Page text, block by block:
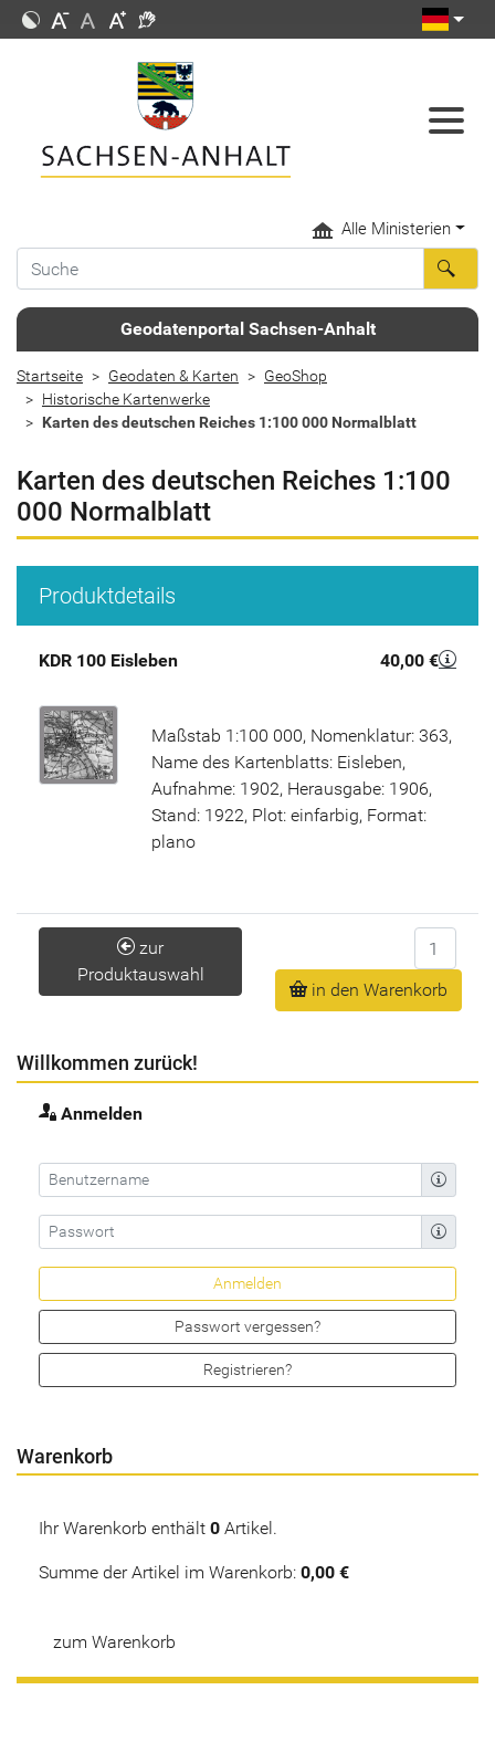
Alle Ministerien
Geodatenportal Sachsen-Anhalt
Startseite Geodaten & Karten
GeoShop
Historische Kartenwerke
Karten des deutschen Reiches 1:100 000 Normalblatt
Karten des deutschen Reiches 1:100
000 Normalblatt
Produktdetails
KDR 100 Eisleben 40,00 €
Maßstab 1:100 000, Nomenklatur: 363,
Name des Kartenblatts: Eisleben,
Aufnahme: 1902, Herausgabe: 1906,
Stand: 1922, Plot: einfarbig, Format:
plano
zur
Produktauswahl
Anzahl
in den Warenkorb
Willkommen zurück!
Anmelden
Passwort vergessen?
Registrieren?
Warenkorb
Ihr Warenkorb enthält 0 Artikel.
Summe der Artikel im Warenkorb: 0,00 €
zum Warenkorb